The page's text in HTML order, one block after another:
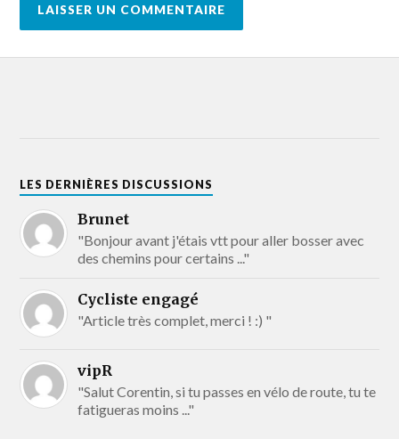
LES DERNIÈRES DISCUSSIONS
Brunet
"Bonjour avant j'étais vtt pour aller bosser avec
des chemins pour certains ..."
Cycliste engagé
"Article très complet, merci ! :) "
vipR
"Salut Corentin, si tu passes en vélo de route, tu te
fatigueras moins ..."